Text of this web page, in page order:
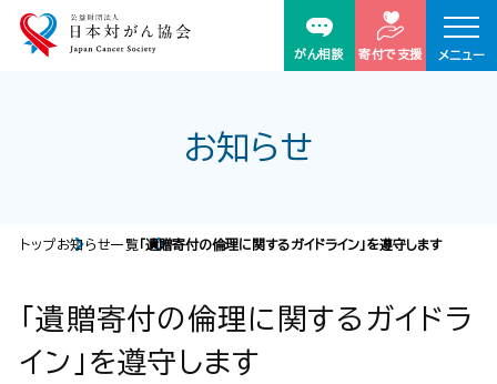
がん相談 寄付で支援 メニュー
お知らせ
トップお知らせ一覧 「遺贈寄付の倫理に関するガイドライン」を遵守します
「遺贈寄付の倫理に関するガイドラ
イン」を遵守します